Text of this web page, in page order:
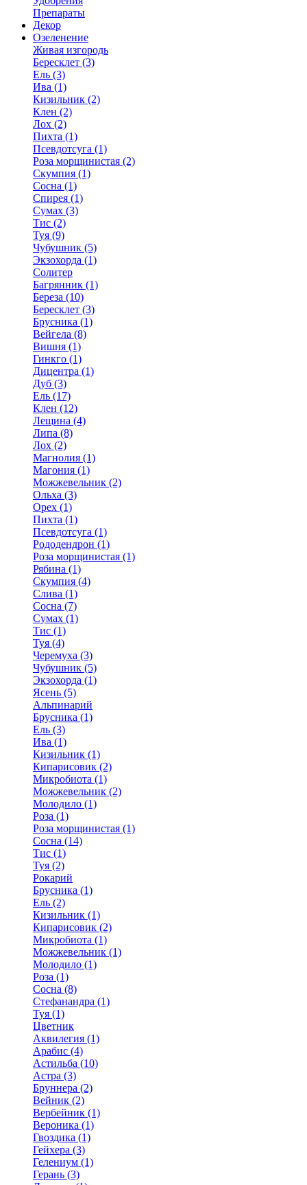
Препараты
Декор
Озеленение
Живая изгородь
Бересклет (3)
Ель (3)
Ива (1)
Кизильник (2)
Клен (2)
Лох (2)
Пихта (1)
Псевдотсуга (1)
Роза морщинистая (2)
Скумпия (1)
Сосна (1)
Спирея (1)
Сумах (3)
Тис (2)
Туя (9)
Чубушник (5)
Экзохорда (1)
Солитер
Багрянник (1)
Береза (10)
Бересклет (3)
Брусника (1)
Вейгела (8)
Вишня (1)
Гинкго (1)
Дицентра (1)
Дуб (3)
Ель (17)
Клен (12)
Лещина (4)
Липа (8)
Лох (2)
Магнолия (1)
Магония (1)
Можжевельник (2)
Ольха (3)
Орех (1)
Пихта (1)
Псевдотсуга (1)
Рододендрон (1)
Роза морщинистая (1)
Рябина (1)
Скумпия (4)
Слива (1)
Сосна (7)
Сумах (1)
Тис (1)
Туя (4)
Черемуха (3)
Чубушник (5)
Экзохорда (1)
Ясень (5)
Альпинарий
Брусника (1)
Ель (3)
Ива (1)
Кизильник (1)
Кипарисовик (2)
Микробиота (1)
Можжевельник (2)
Молодило (1)
Роза (1)
Роза морщинистая (1)
Сосна (14)
Тис (1)
Туя (2)
Рокарий
Брусника (1)
Ель (2)
Кизильник (1)
Кипарисовик (2)
Микробиота (1)
Можжевельник (1)
Молодило (1)
Роза (1)
Сосна (8)
Стефанандра (1)
Туя (1)
Цветник
Аквилегия (1)
Арабис (4)
Астильба (10)
Астра (3)
Бруннера (2)
Вейник (2)
Вербейник (1)
Вероника (1)
Гвоздика (1)
Гейхера (3)
Гелениум (1)
Герань (3)